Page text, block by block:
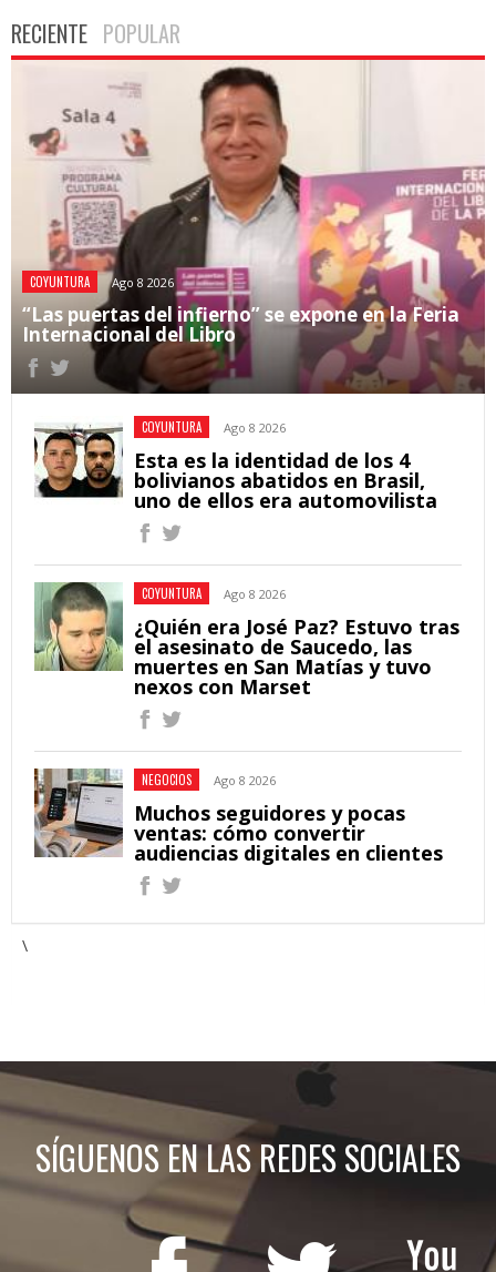
RECIENTE POPULAR
COYUNTURA Ago 8 2026
“Las puertas del infierno” se expone en la Feria
Internacional del Libro
COYUNTURA Ago 8 2026
Esta es la identidad de los 4
bolivianos abatidos en Brasil,
uno de ellos era automovilista
COYUNTURA Ago 8 2026
¿Quién era José Paz? Estuvo tras
el asesinato de Saucedo, las
muertes en San Matías y tuvo
nexos con Marset
NEGOCIOS Ago 8 2026
Muchos seguidores y pocas
ventas: cómo convertir
audiencias digitales en clientes
\
SÍGUENOS EN LAS REDES SOCIALES